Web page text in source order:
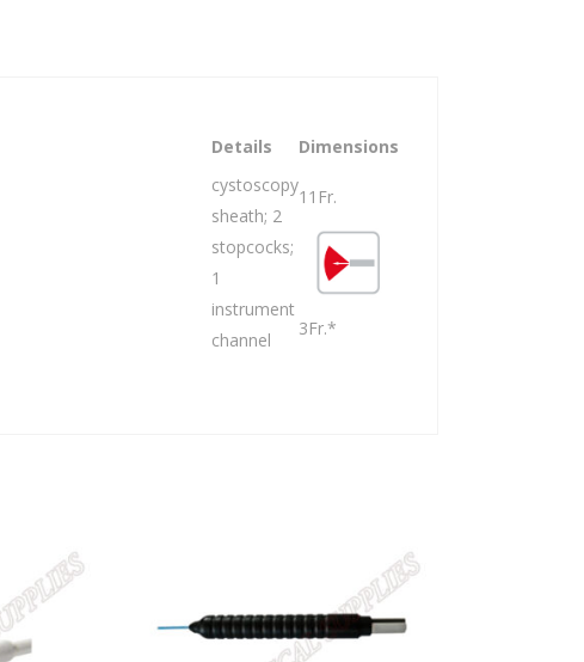
Details Dimensions
cystoscopy
sheath; 2
stopcocks;
1
instrument
channel
11Fr.
3Fr.*